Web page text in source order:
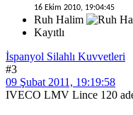
16 Ekim 2010, 19:04:45
Ruh Halim
Kayıtlı
İspanyol Silahlı Kuvvetleri
#3
09 Şubat 2011, 19:19:58
IVECO LMV Lince 120